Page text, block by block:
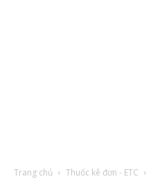
Trang chủ Thuốc kê đơn - ETC